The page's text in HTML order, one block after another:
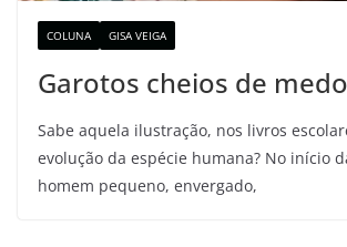
COLUNA GISA VEIGA
Garotos cheios de medo
Sabe aquela ilustração, nos livros
evolução da espécie humana? No início
homem pequeno, envergado,